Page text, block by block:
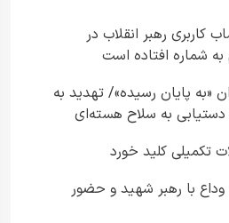
رهبر انقلاب در
به شماره افتاده است​
«به پایان رسیده»/ تهدید به
به سلاح هسته‌ای
کلید خورد
با رهبر شهید و حضور